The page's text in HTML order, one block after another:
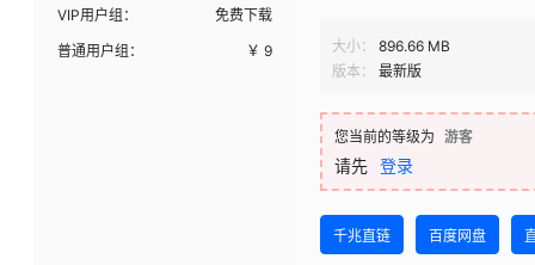
VIP用户组：
免费下载
普通用户组：
￥ 9 大小：
896.66 MB
版本：
最新版
您当前的等级为 游客
请先 登录
千兆直链 百度网盘